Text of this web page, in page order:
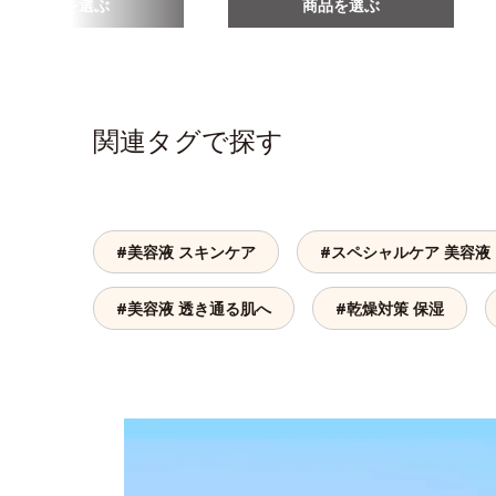
商品を選ぶ 商品を選ぶ
関連タグで探す
#美容液 スキンケア #スペシャルケア 美容液
#美容液 透き通る肌へ #乾燥対策 保湿